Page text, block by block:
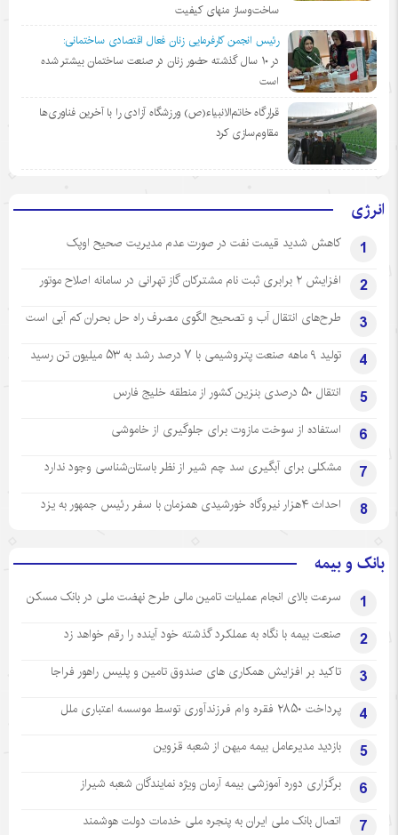
ساخت‌وساز منهای کیفیت
رئیس انجمن کارفرمایی زنان فعال اقتصادی ساختمانی:
در ١٠ سال گذشته حضور زنان در صنعت ساختمان بیشتر شده
است
قرارگاه خاتم‌الانبیاء(ص) ورزشگاه آزادی را با آخرین فناوری‌ها
مقاوم‌سازی کرد
انرژی
1 کاهش شدید قیمت نفت در صورت عدم مدیریت صحیح اوپک
2 افزایش ۲ برابری ثبت نام مشترکان گاز تهرانی‌ در سامانه اصلاح موتور
3 طرح‌های انتقال آب و تصحیح الگوی مصرف راه حل بحران کم آبی است
4 تولید ۹ ماهه صنعت پتروشیمی با ۷ درصد رشد به ۵۳ میلیون تن رسید
5 انتقال ۵۰ درصدی بنزین کشور از منطقه خلیج فارس
6 استفاده از سوخت مازوت برای جلوگیری از خاموشی
7 مشکلی برای آبگیری سد چم شیر از نظر باستان‌شناسی وجود ندارد
8 احداث ۴هزار نیروگاه خورشیدی همزمان با سفر رئیس جمهور به یزد
بانک و بیمه
1 سرعت بالای انجام عملیات تامین مالی طرح نهضت ملی در بانک مسکن
2 صنعت بیمه با نگاه به عملکرد گذشته خود آینده را رقم خواهد زد
3 تاکید بر افزایش همکاری های صندوق تامین و پلیس راهور فراجا
4 پرداخت ۲۸۵۰ فقره وام فرزندآوری توسط موسسه اعتباری ملل
5 بازدید مدیرعامل بیمه میهن از شعبه قزوین
6 برگزاری دوره آموزشی بیمه آرمان ویژه نمایندگان شعبه شیراز
7 اتصال بانک ملی ایران به پنجره ملی خدمات دولت هوشمند